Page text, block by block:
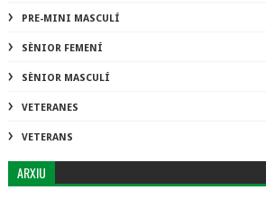
PRE-MINI MASCULÍ
SÈNIOR FEMENÍ
SÈNIOR MASCULÍ
VETERANES
VETERANS
ARXIU